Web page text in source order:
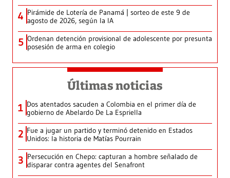
4 Pirámide de Lotería de Panamá | sorteo de este 9 de
agosto de 2026, según la IA
5 Ordenan detención provisional de adolescente por presunta
posesión de arma en colegio
Últimas noticias
1 Dos atentados sacuden a Colombia en el primer día de
gobierno de Abelardo De La Espriella
2 Fue a jugar un partido y terminó detenido en Estados
Unidos: la historia de Matías Pourrain
3 Persecución en Chepo: capturan a hombre señalado de
disparar contra agentes del Senafront